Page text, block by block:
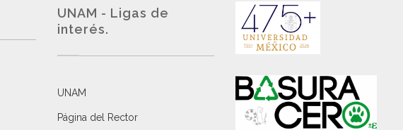
UNAM - Ligas de
interés.
UNAM
Página del Rector